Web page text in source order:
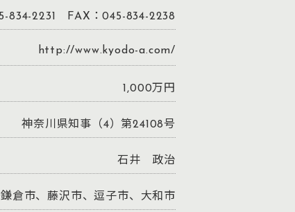
834-2231 FAX：045-834-2238
http://www.kyodo-a.com/
1,000万円
神奈川県知事（4）第24108号
石井 政治
倉市、藤沢市、逗子市、大和市